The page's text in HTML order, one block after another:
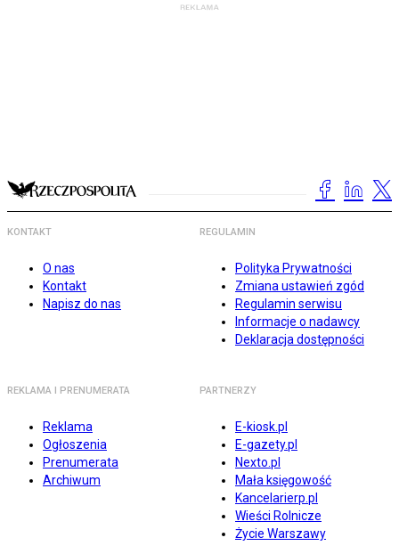
KONTAKT
O nas
Kontakt
Napisz do nas
REGULAMIN
Polityka Prywatności
Zmiana ustawień zgód
Regulamin serwisu
Informacje o nadawcy
Deklaracja dostępności
REKLAMA I PRENUMERATA
Reklama
Ogłoszenia
Prenumerata
Archiwum
PARTNERZY
E-kiosk.pl
E-gazety.pl
Nexto.pl
Mała księgowość
Kancelarierp.pl
Wieści Rolnicze
Życie Warszawy